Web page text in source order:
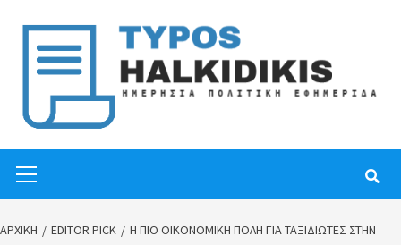
content
Menu
ΑΡΧΙΚΉ EDITOR PICK
Η ΠΙΟ ΟΙΚΟΝΟΜΙΚΉ ΠΌΛΗ ΓΙΑ ΤΑΞΙΔΙΏΤΕΣ ΣΤΗΝ